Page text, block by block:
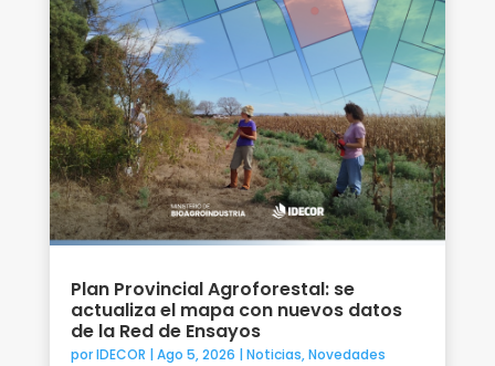
Plan Provincial Agroforestal: se
actualiza el mapa con nuevos datos
de la Red de Ensayos
porIDECOR | Ago 5, 2026 | Noticias,Novedades